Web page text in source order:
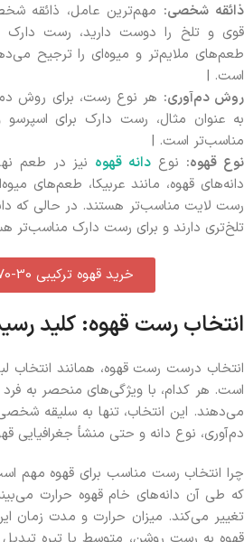
ذائقه شخصی: مهم‌ترین عامل، ذائقه
قوی و تلخ را دوست دارید، رست دارک
طعم‌های ملایم‌تر و میوه‌ای را ترجیح
است. |
روش دم‌آوری: هر نوع رست، برای روش
به عنوان مثال، رست دارک برای
مناسب‌تر است. |
نوع قهوه: نوع دانه قهوه نیز در طعم
دانه‌های قهوه، مانند عربیکا، طعم‌های
رست لایت مناسب‌تر هستند. در حالی که
تلخ‌تری دارند و برای رست دارک مناسب‌تر
خرید قهوه ترکیبی 30-70 روبوستا
انتخاب رست قهوه: کلید
انتخاب درست رست قهوه، همانند انتخاب
است. هر کدام، با ویژگی‌های منحصر به فرد
می‌دهند. این انتخاب، تنها به سلیقه
دم‌آوری، نوع دانه و حتی منشأ جغرافیایی
چرا انتخاب رست مناسب برای قهوه مهم
که طی آن دانه‌های خام قهوه حرارت
تغییر می‌کند. میزان حرارت و مدت زمان